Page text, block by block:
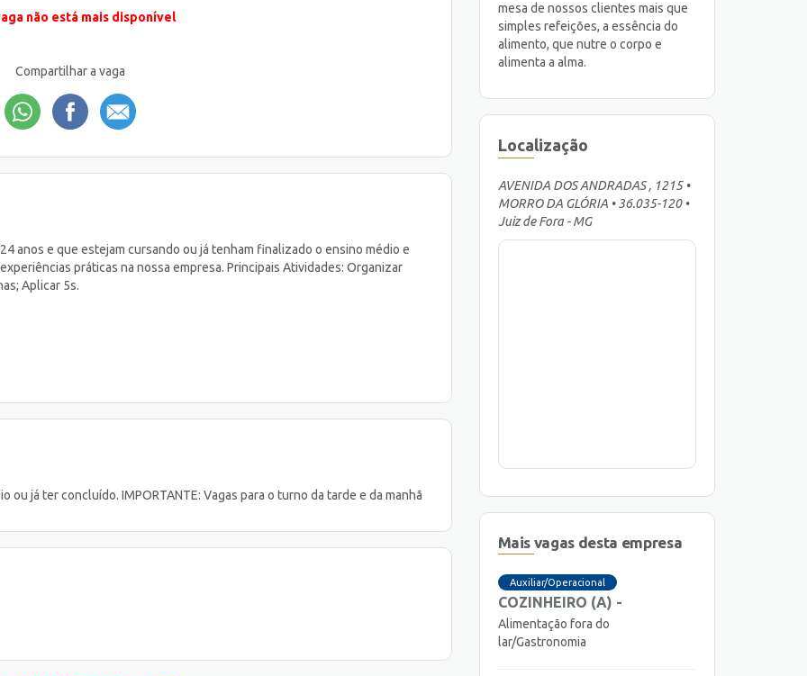
não está mais disponível
Compartilhar a vaga
anos e que estejam cursando ou já tenham finalizado o ensino médio e
práticas na nossa empresa. Principais Atividades: Organizar
Aplicar 5s.
ou já ter concluído. IMPORTANTE: Vagas para o turno da tarde e da manhã
mesa de nossos clientes mais que
simples refeições, a essência do
alimento, que nutre o corpo e
alimenta a alma.
Localização
AVENIDA DOS ANDRADAS , 1215 •
MORRO DA GLÓRIA • 36.035-120 •
Juiz de Fora - MG
Mais vagas desta empresa
Auxiliar/Operacional
COZINHEIRO (A) -
Alimentação fora do
lar/Gastronomia